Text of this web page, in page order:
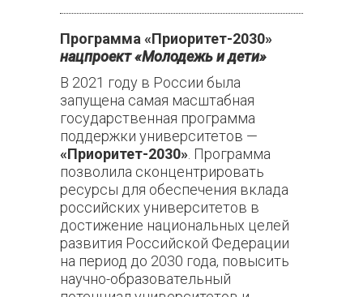
Программа «Приоритет-2030»
нацпроект «Молодежь и дети»
В 2021 году в России была
запущена самая масштабная
государственная программа
поддержки университетов —
«Приоритет-2030» . Программа
позволила сконцентрировать
ресурсы для обеспечения вклада
российских университетов в
достижение национальных целей
развития Российской Федерации
на период до 2030 года, повысить
научно-образовательный